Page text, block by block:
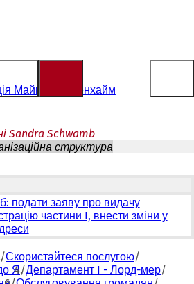
Майнц-Лаубенхайм
Sandra Schwamb
структура
подати заяву про видачу
частини I, внести зміни у
Скористайтеся послугою
Я Департамент I - Лорд-мер